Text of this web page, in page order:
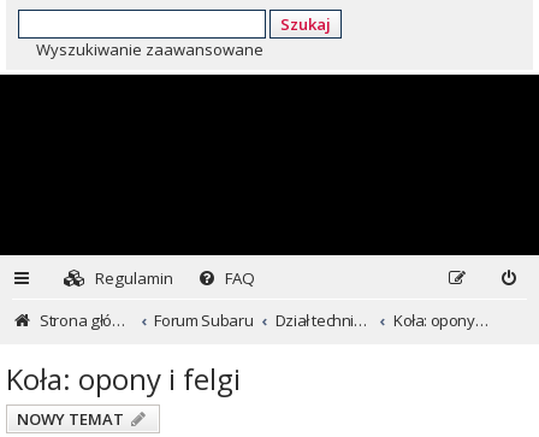
Szukaj
Wyszukiwanie zaawansowane
Regulamin
FAQ
Strona główna
Forum Subaru Dział techniczny ...czyli dla kochających inaczej Koła: opony i felgi
Koła: opony i felgi
NOWY TEMAT